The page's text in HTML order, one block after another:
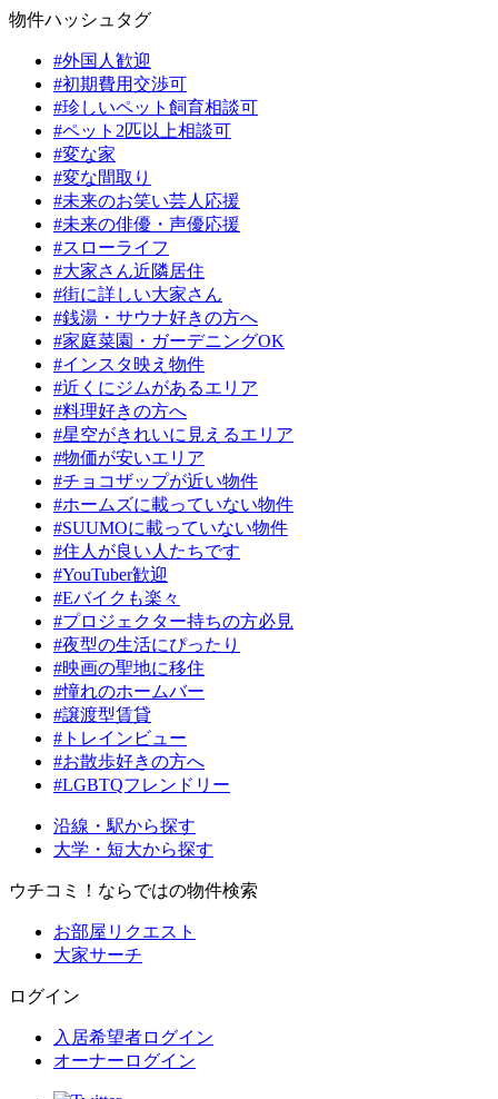
物件ハッシュタグ
#外国人歓迎
#初期費用交渉可
#珍しいペット飼育相談可
#ペット2匹以上相談可
#変な家
#変な間取り
#未来のお笑い芸人応援
#未来の俳優・声優応援
#スローライフ
#大家さん近隣居住
#街に詳しい大家さん
#銭湯・サウナ好きの方へ
#家庭菜園・ガーデニングOK
#インスタ映え物件
#近くにジムがあるエリア
#料理好きの方へ
#星空がきれいに見えるエリア
#物価が安いエリア
#チョコザップが近い物件
#ホームズに載っていない物件
#SUUMOに載っていない物件
#住人が良い人たちです
#YouTuber歓迎
#Eバイクも楽々
#プロジェクター持ちの方必見
#夜型の生活にぴったり
#映画の聖地に移住
#憧れのホームバー
#譲渡型賃貸
#トレインビュー
#お散歩好きの方へ
#LGBTQフレンドリー
沿線・駅から探す
大学・短大から探す
ウチコミ！ならではの物件検索
お部屋リクエスト
大家サーチ
ログイン
入居希望者ログイン
オーナーログイン